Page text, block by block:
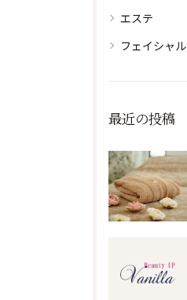
エステ
フェイシャル
最近の投稿